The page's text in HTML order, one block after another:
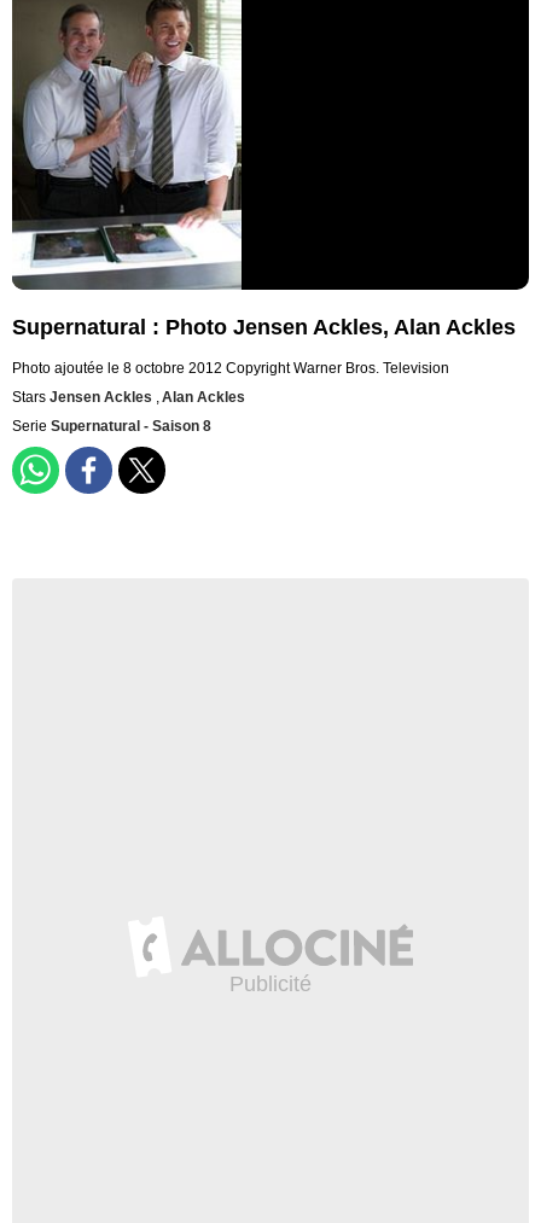
Supernatural : Photo Jensen Ackles, Alan Ackles
Photo ajoutée le 8 octobre 2012 Copyright Warner Bros. Television
Stars Jensen Ackles ,Alan Ackles
Serie Supernatural - Saison 8